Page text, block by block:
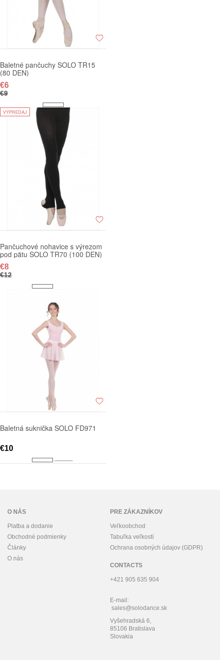
Baletné pančuchy SOLO TR15
(80 DEN)
€6
€9
VÝPREDAJ
Pančuchové nohavice s výrezom
pod pätu SOLO TR70 (100 DEN)
€8
€12
Baletná suknička SOLO FD971
€10
O NÁS
Platba a dodanie
Obchodné podmienky
Články
O nás
PRE ZÁKAZNÍKOV
Veľkoobchod
Tabuľka veľkostí
Ochrana osobných údajov (GDPR)
CONTACTS
+421 905 635 904
E-mail:
sales@solodance.sk
Vyšehradská 6,
85106 Bratislava
Slovakia